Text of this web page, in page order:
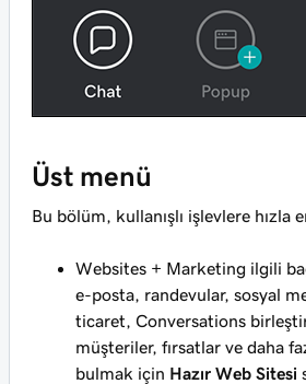
Üst menü
Bu bölüm, kullanışlı işlevlere hızla
Websites + Marketing ilgili
e-posta, randevular, sosyal
ticaret, Conversations
müşteriler, fırsatlar ve daha
bulmak için Hazır Web Sitesi